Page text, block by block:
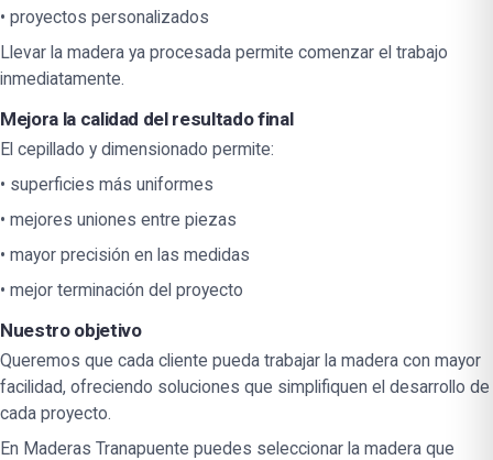
• proyectos personalizados
Llevar la madera ya procesada permite comenzar el trabajo
inmediatamente.
Mejora la calidad del resultado final
El cepillado y dimensionado permite:
• superficies más uniformes
• mejores uniones entre piezas
• mayor precisión en las medidas
• mejor terminación del proyecto
Nuestro objetivo
Queremos que cada cliente pueda trabajar la madera con mayor
facilidad, ofreciendo soluciones que simplifiquen el desarrollo de
cada proyecto.
En Maderas Tranapuente puedes seleccionar la madera que